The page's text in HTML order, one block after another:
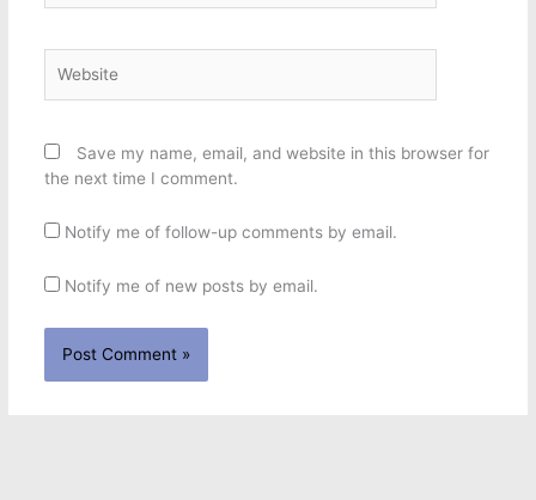
Save my name, email, and website in this browser for
the next time I comment.
Notify me of follow-up comments by email.
Notify me of new posts by email.